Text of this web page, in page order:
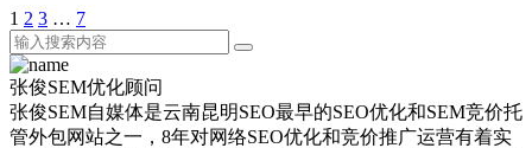
1 2 3 … 7
张俊SEM优化顾问
张俊SEM自媒体是云南昆明SEO最早的SEO优化和SEM竞价托
管外包网站之一，8年对网络SEO优化和竞价推广运营有着实